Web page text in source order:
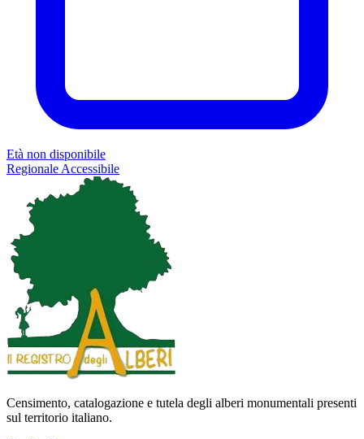
Età non disponibile
Regionale Accessibile
Censimento, catalogazione e tutela degli alberi monumentali presenti
sul territorio italiano.